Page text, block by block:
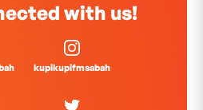
with us!
kupikupifmsabah